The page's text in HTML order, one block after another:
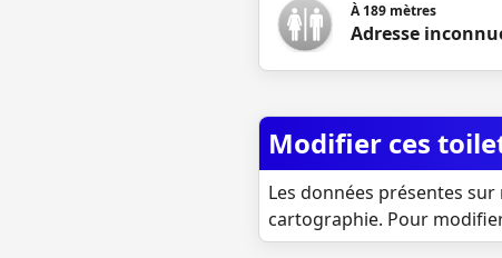
À189 mètres
Adresse
Modifier ces
Les données présentes
cartographie. Pour